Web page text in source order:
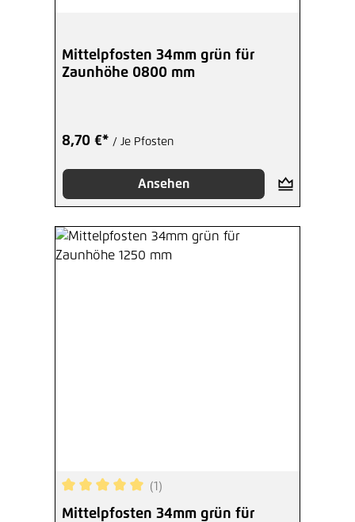
Mittelpfosten 34mm grün für
Zaunhöhe 0800 mm
8,70 €* / Je Pfosten
Ansehen
Durchschnittliche Bewertung von 5 von 5
(1)
Mittelpfosten 34mm grün für